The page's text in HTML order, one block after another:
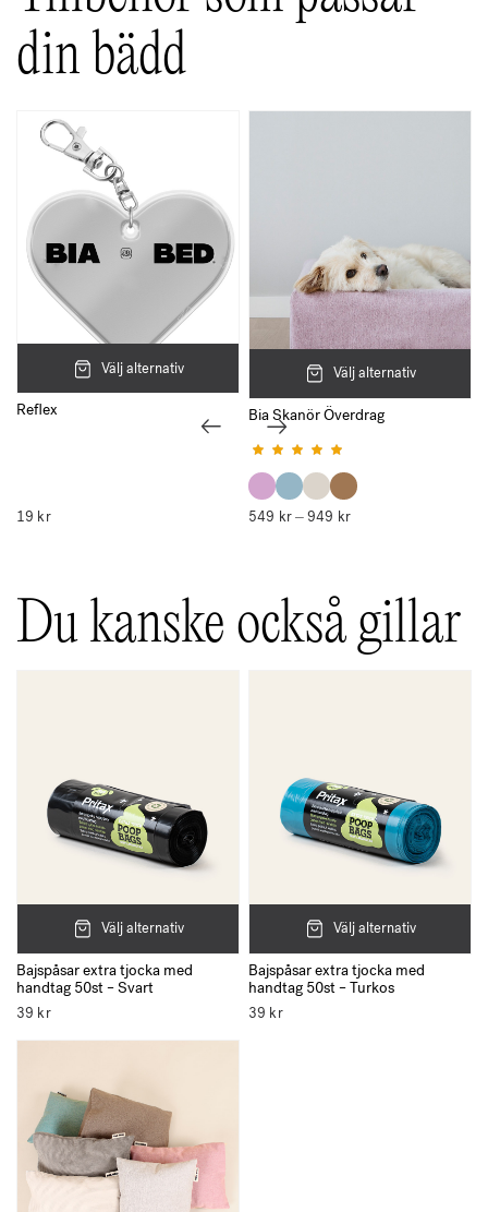
din bädd
Välj alternativ
Reflex
19 kr
Välj alternativ
Bia Skanör Överdrag
549 kr –949 krPrisintervall:
Du kanske också gillar
Välj alternativ
Bajspåsar extra tjocka med
handtag 50st – Svart
39 kr
Välj alternativ
Bajspåsar extra tjocka med
handtag 50st – Turkos
39 kr